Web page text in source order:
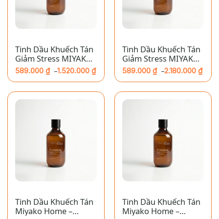
Tinh Dầu Khuếch Tán
Giảm Stress MIYAKO
HOME – Yêu: Gỗ Tuyết
Tùng
589.000 ₫ –1.520.000 ₫
giá:
589.000 ₫
đến
1.520.000 ₫
Tinh Dầu Khuếch Tán
Giảm Stress MIYAKO
HOME –Kết Nối: Gỗ
CARIBBEAN
589.000 ₫ –2.180.000 ₫
giá:
589.000 ₫
đến
2.180.000 ₫
Tinh Dầu Khuếch Tán
Miyako Home –
Tinh Dầu Khuếch Tán
Miyako Home –